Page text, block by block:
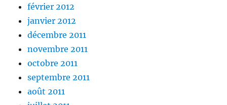
février 2012
janvier 2012
décembre 2011
novembre 2011
octobre 2011
septembre 2011
août 2011